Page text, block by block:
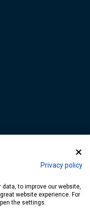
Privacy policy
to improve our website,
website experience. For
the settings.